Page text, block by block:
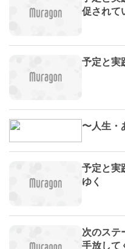
促されて
予定と実
〜人生・
予定と実
ゆく
次のステ
手放して